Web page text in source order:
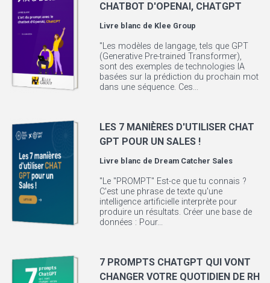
CHATBOT D'OPENAI, CHATGPT
Livre blanc de Klee Group
"Les modèles de langage, tels que GPT
(Generative Pre-trained Transformer),
sont des exemples de technologies IA
basées sur la prédiction du prochain mot
dans une séquence. Ces...
LES 7 MANIÈRES D'UTILISER CHAT
GPT POUR UN SALES !
Livre blanc de Dream Catcher Sales
"Le "PROMPT" Est-ce que tu connais ?
C'est une phrase de texte qu'une
intelligence artificielle interprète pour
produire un résultats. Créer une base de
données : Pour...
7 PROMPTS CHATGPT QUI VONT
CHANGER VOTRE QUOTIDIEN DE RH